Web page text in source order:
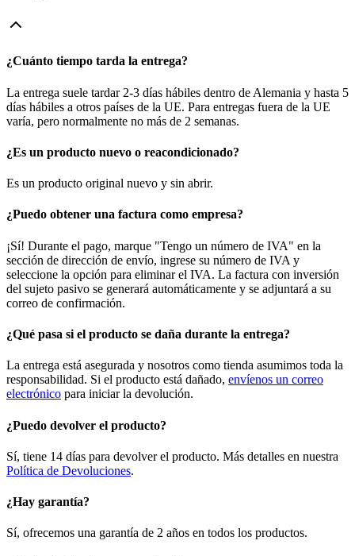
¿Cuánto tiempo tarda la entrega?
La entrega suele tardar 2-3 días hábiles dentro de Alemania y hasta 5
días hábiles a otros países de la UE. Para entregas fuera de la UE
varía, pero normalmente no más de 2 semanas.
¿Es un producto nuevo o reacondicionado?
Es un producto original nuevo y sin abrir.
¿Puedo obtener una factura como empresa?
¡Sí! Durante el pago, marque "Tengo un número de IVA" en la
sección de dirección de envío, ingrese su número de IVA y
seleccione la opción para eliminar el IVA. La factura con inversión
del sujeto pasivo se generará automáticamente y se adjuntará a su
correo de confirmación.
¿Qué pasa si el producto se daña durante la entrega?
La entrega está asegurada y nosotros como tienda asumimos toda la
responsabilidad. Si el producto está dañado, envíenos un correo
electrónico para iniciar la devolución.
¿Puedo devolver el producto?
Sí, tiene 14 días para devolver el producto. Más detalles en nuestra
Política de Devoluciones.
¿Hay garantía?
Sí, ofrecemos una garantía de 2 años en todos los productos.